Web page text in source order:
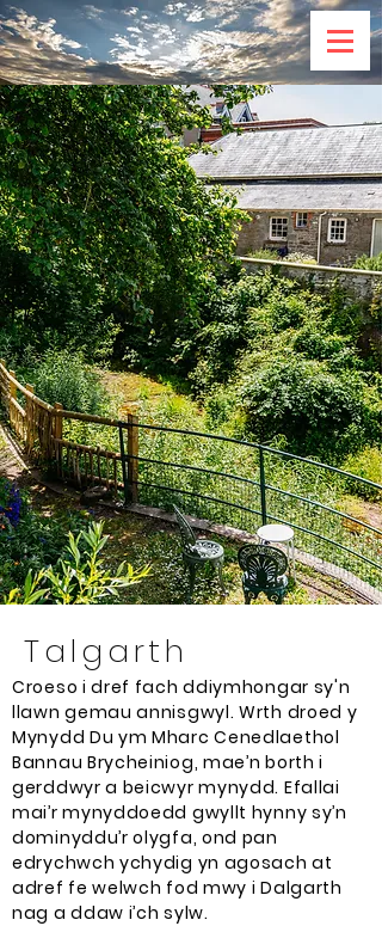
Talgarth
Croeso i dref fach ddiymhongar sy'n
llawn gemau annisgwyl. Wrth droed y
Mynydd Du ym Mharc Cenedlaethol
Bannau Brycheiniog, mae’n borth i
gerddwyr a beicwyr mynydd. Efallai
mai’r mynyddoedd gwyllt hynny sy’n
dominyddu’r olygfa, ond pan
edrychwch ychydig yn agosach at
adref fe welwch fod mwy i Dalgarth
nag a ddaw i’ch sylw.